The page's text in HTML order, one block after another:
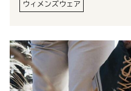
ウィメンズウェア